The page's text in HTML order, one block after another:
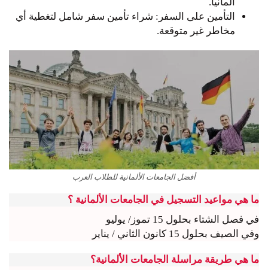
التأمين على السفر: شراء تأمين سفر شامل لتغطية أي
مخاطر غير متوقعة.
أفضل الجامعات الألمانية للطلاب العرب
ما هي مواعيد التسجيل في الجامعات الألمانية ؟
في فصل الشتاء بحلول 15 تموز/ يوليو
وفي الصيف بحلول 15 كانون الثاني / يناير
ما هي طريقة مراسلة الجامعات الألمانية؟